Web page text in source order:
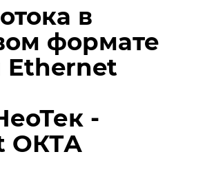
в
формате
Ethernet
-
ОКТА